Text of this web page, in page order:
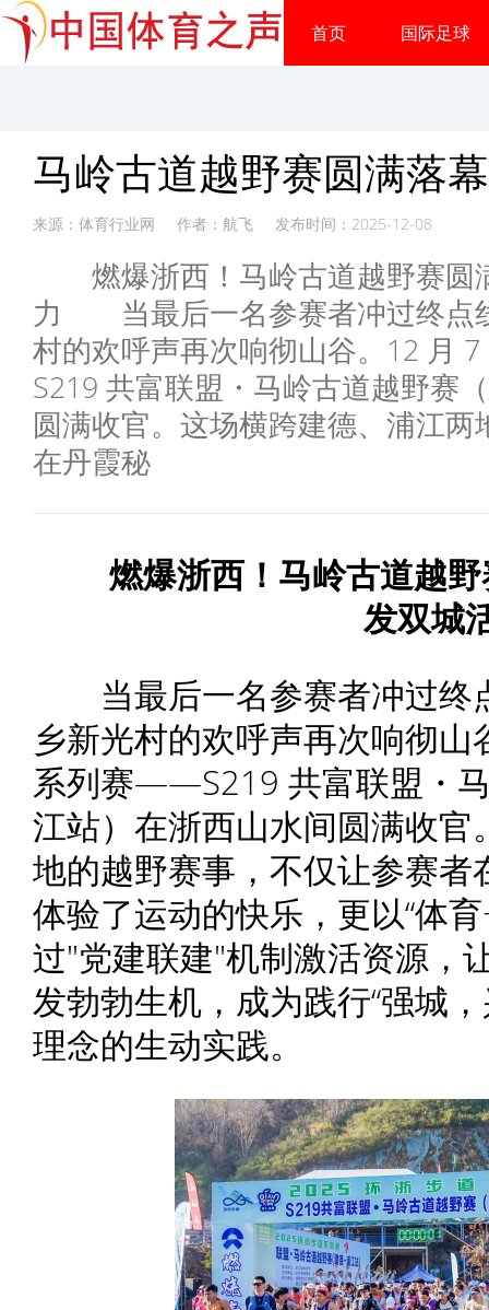
首页 国际足球
马岭古道越野赛圆满落幕
来源：体育行业网 作者：航飞 发布时间：2025-12-08
燃爆浙西！马岭古道越野赛圆
力 当最后一名参赛者冲过终点
村的欢呼声再次响彻山谷。12 月
S219 共富联盟・马岭古道越野赛
圆满收官。这场横跨建德、浦江
在丹霞秘
燃爆浙西！马岭古道越
发双城
当最后一名参赛者冲过终
乡新光村的欢呼声再次响彻
系列赛——S219 共富联盟・
江站）在浙西山水间圆满收
地的越野赛事，不仅让参赛
体验了运动的快乐，更以“体
过"党建联建"机制激活资源，
发勃勃生机，成为践行“强城
理念的生动实践。